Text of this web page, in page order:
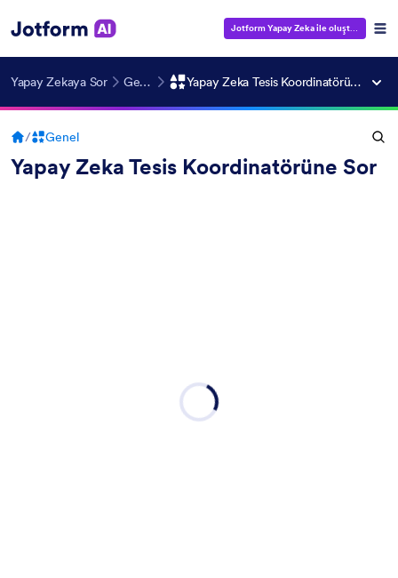
Jotform Yapay Zeka ile oluştur —
Yapay Zekaya Sor Genel Yapay Zeka Tesis Koordinatörüne Sor
/ Genel
Yapay Zeka Tesis Koordinatörüne Sor